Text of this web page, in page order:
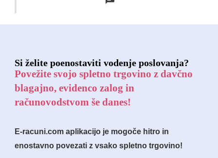
Si želite poenostaviti vodenje poslovanja?
Povežite svojo spletno trgovino z davčno
blagajno, evidenco zalog in
računovodstvom še danes!
E-racuni.com aplikacijo je mogoče hitro in
enostavno povezati z vsako spletno trgovino!